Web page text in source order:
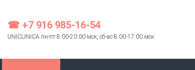
☎ +7 916 985-16-54
UNICLINICA пн-пт 8:00-20:00 мск, сб-вс 8:00-17:00 мск